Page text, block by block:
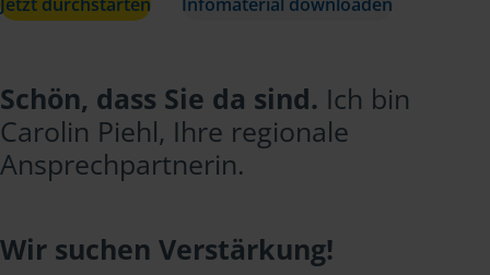
Schön, dass Sie da sind. Ich bin
Carolin Piehl, Ihre regionale
Ansprechpartnerin.
Wir suchen Verstärkung!